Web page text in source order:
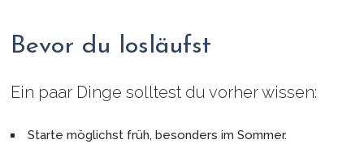
Bevor du losläufst
Ein paar Dinge solltest du vorher wissen:
Starte möglichst früh, besonders im Sommer.